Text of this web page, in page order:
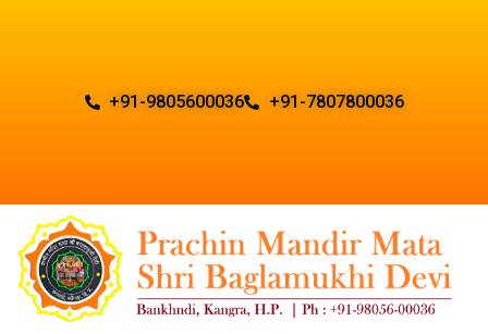
+91-9805600036 +91-7807800036